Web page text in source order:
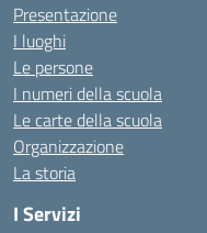
Presentazione
I luoghi
Le persone
I numeri della scuola
Le carte della scuola
Organizzazione
La storia
I Servizi